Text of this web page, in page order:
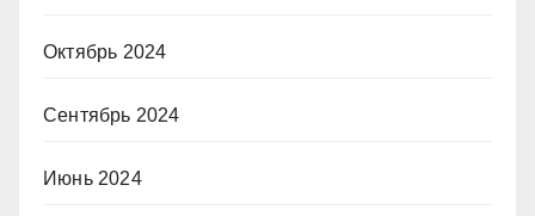
Октябрь 2024
Сентябрь 2024
Июнь 2024